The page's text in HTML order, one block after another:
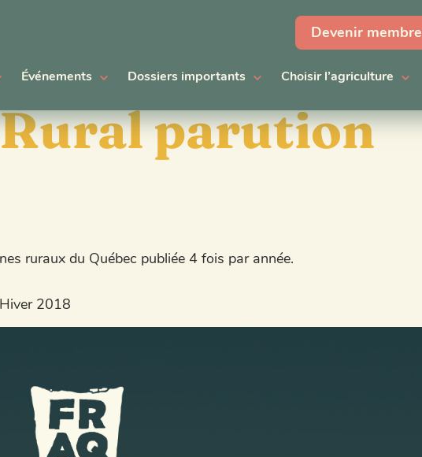
Devenir membre
Événements Dossiers importants Choisir l’agriculture
parution
ruraux du Québec publiée 4 fois par année.
2018